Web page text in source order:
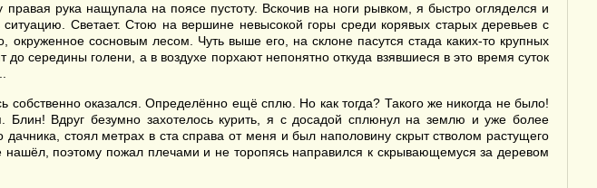
рука нащупала на поясе пустоту. Вскочив на ноги рывком, я быстро огляделся и
Светает. Стою на вершине невысокой горы среди корявых старых деревьев с
сосновым лесом. Чуть выше его, на склоне пасутся стада каких-то крупных
середины голени, а в воздухе порхают непонятно откуда взявшиеся в это время суток
собственно оказался. Определённо ещё сплю. Но как тогда? Такого же никогда не было!
Вдруг безумно захотелось курить, я с досадой сплюнул на землю и уже более
стоял метрах в ста справа от меня и был наполовину скрыт стволом растущего
поэтому пожал плечами и не торопясь направился к скрывающемуся за деревом